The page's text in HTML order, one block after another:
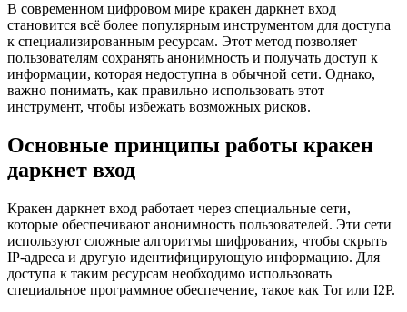
В современном цифровом мире кракен даркнет вход
становится всё более популярным инструментом для доступа
к специализированным ресурсам. Этот метод позволяет
пользователям сохранять анонимность и получать доступ к
информации, которая недоступна в обычной сети. Однако,
важно понимать, как правильно использовать этот
инструмент, чтобы избежать возможных рисков.
Основные принципы работы кракен
даркнет вход
Кракен даркнет вход работает через специальные сети,
которые обеспечивают анонимность пользователей. Эти сети
используют сложные алгоритмы шифрования, чтобы скрыть
IP-адреса и другую идентифицирующую информацию. Для
доступа к таким ресурсам необходимо использовать
специальное программное обеспечение, такое как Tor или I2P.